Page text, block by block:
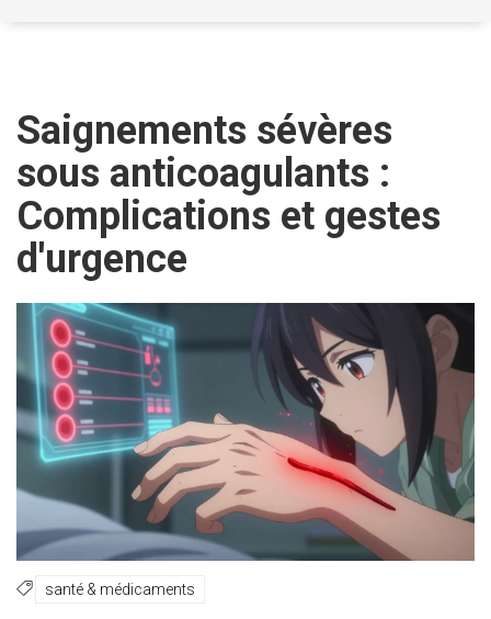
Saignements sévères
sous anticoagulants :
Complications et gestes
d'urgence
santé & médicaments